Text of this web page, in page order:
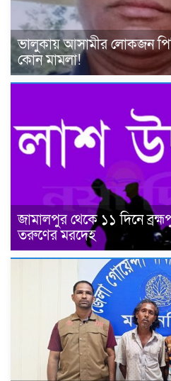
ভালুকায় আসামীর লোকজন
কোন মামলা!
জামালপুর থেকে ১১ দিনে
তরুণের মরদেহ